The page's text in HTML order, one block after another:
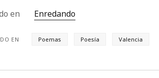
en Enredando
EN Poemas Poesía Valencia